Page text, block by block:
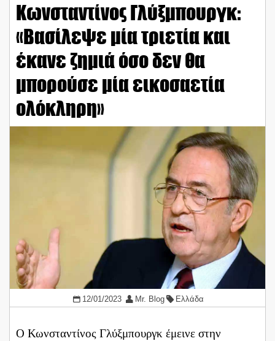
Κωνσταντίνος Γλύξμπουργκ:
«Βασίλεψε μία τριετία και
έκανε ζημιά όσο δεν θα
μπορούσε μία εικοσαετία
ολόκληρη»
12/01/2023 Mr. Blog Ελλάδα
Ο Κωνσταντίνος Γλύξμπουργκ έμεινε στην